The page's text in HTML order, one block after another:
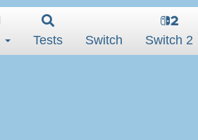
Tests Switch Switch 2